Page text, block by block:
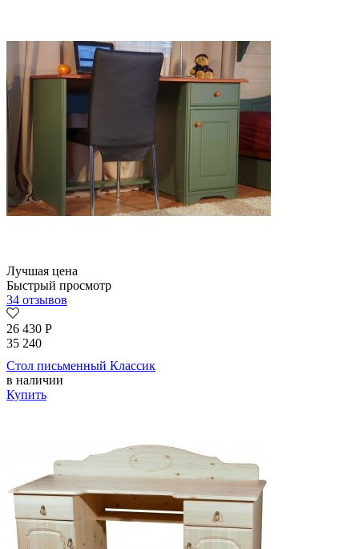
Лучшая цена
Быстрый просмотр
34 отзывов
26 430 Р
35 240
Стол письменный Классик
в наличии
Купить